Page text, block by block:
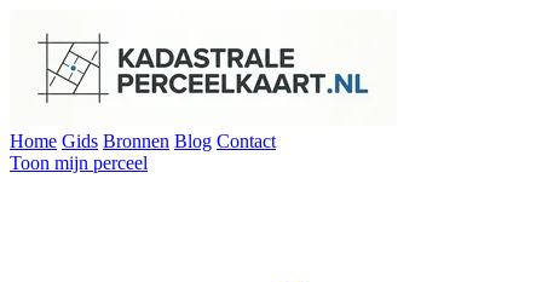
Home Gids Bronnen Blog Contact
Toon mijn perceel